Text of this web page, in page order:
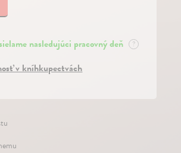
nasledujúci pracovný deň ?
v kníhkupectvách